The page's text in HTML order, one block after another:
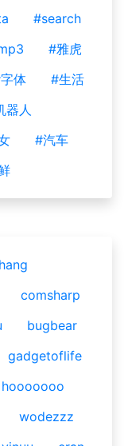
#search
#雅虎
体
#生活
器人
#汽车
comsharp
bugbear
gadgetoflife
hooooooo
wodezzz